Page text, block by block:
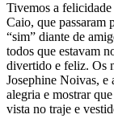
Tivemos a
Caio, que passaram
“sim” diante de
todos que estavam
divertido e feliz. Os
Josephine Noivas, e
alegria e mostrar
vista no traje e